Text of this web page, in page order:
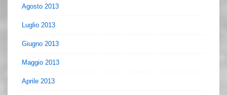
Agosto 2013
Luglio 2013
Giugno 2013
Maggio 2013
Aprile 2013